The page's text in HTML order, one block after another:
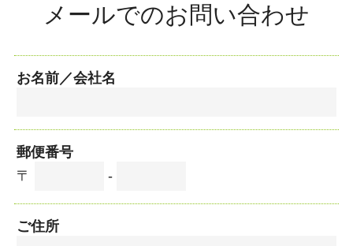
メールでのお問い合わせ
お名前／会社名
郵便番号
〒
-
ご住所